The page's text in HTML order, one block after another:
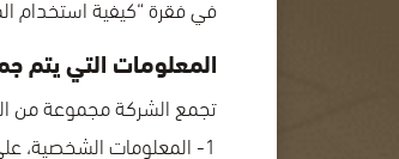
المعلومات التي يتم
تجمع الشركة مجموعة من
1- المعلومات الشخصية، على سبيل المثال: الاسم ورقم الهاتف والعنوان البريدي وعنوان البريد الالكتروني وبعض معلومات الدفع.